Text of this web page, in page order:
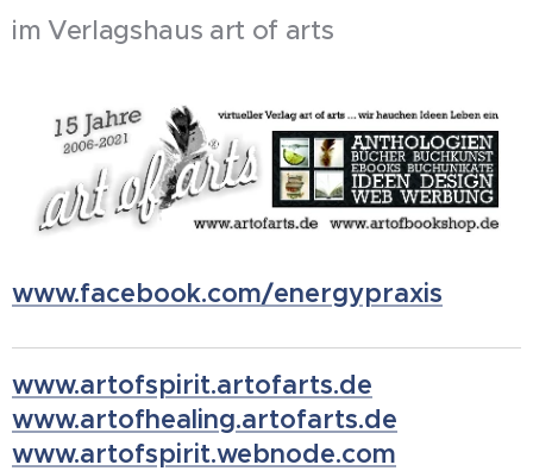
im Verlagshaus art of arts
www.facebook.com/energypraxis
www.artofspirit.artofarts.de
www.artofhealing.artofarts.de
www.artofspirit.webnode.com